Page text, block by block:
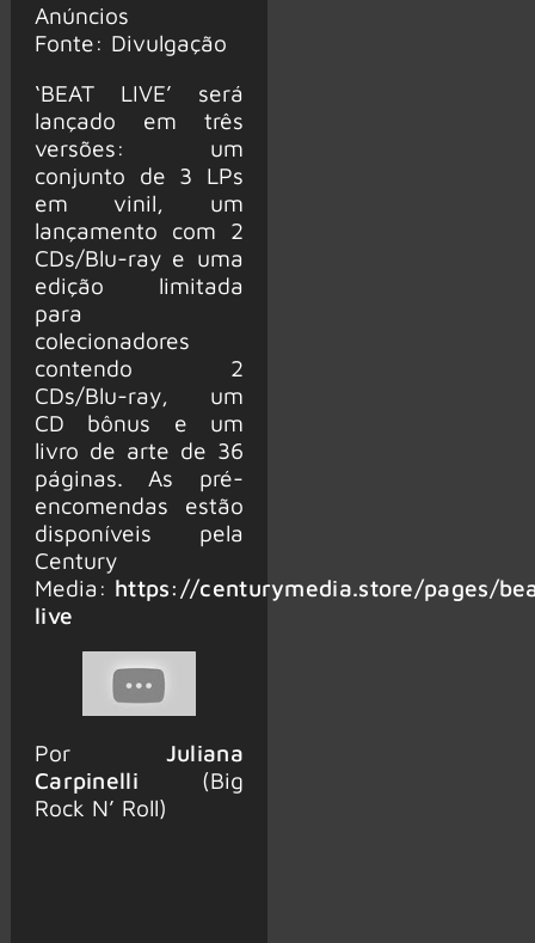
Anúncios
Fonte: Divulgação
‘BEAT LIVE’ será
lançado em três
versões: um
conjunto de 3 LPs
em vinil, um
lançamento com 2
CDs/Blu-ray e uma
edição limitada
para
colecionadores
contendo 2
CDs/Blu-ray, um
CD bônus e um
livro de arte de 36
páginas. As pré-
encomendas estão
disponíveis pela
Century
Media: https://centurymedia.store/pages/
live
Por Juliana
Carpinelli (Big
Rock N’ Roll)